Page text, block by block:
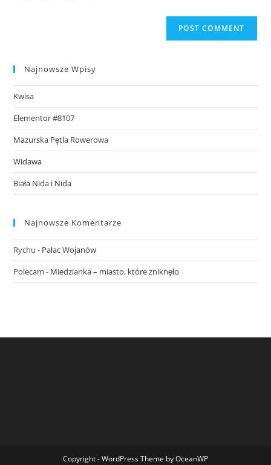
Najnowsze Wpisy
Kwisa
Elementor #8107
Mazurska Pętla Rowerowa
Widawa
Biała Nida i Nida
Najnowsze Komentarze
Rychu - Pałac Wojanów
Polecam - Miedzianka – miasto, które zniknęło
Copyright - WordPress Theme by OceanWP